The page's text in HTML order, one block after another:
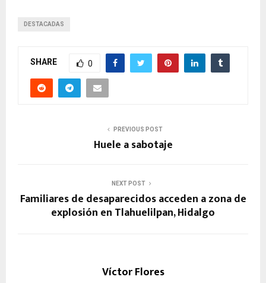
DESTACADAS
SHARE 0
PREVIOUS POST
Huele a sabotaje
NEXT POST
Familiares de desaparecidos acceden a zona de
explosión en Tlahuelilpan, Hidalgo
Víctor Flores